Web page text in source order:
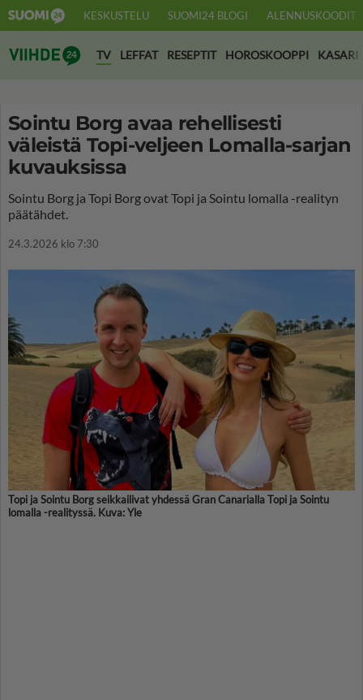
KESKUSTELU SUOMI24 BLOGI ALENNUSKOODIT
Suomi24 Viihde
TV LEFFAT RESEPTIT HOROSKOOPPI KASARI
Sointu Borg avaa rehellisesti
väleistä Topi-veljeen Lomalla-sarjan
kuvauksissa
Sointu Borg ja Topi Borg ovat Topi ja Sointu lomalla -realityn
päätähdet.
24.3.2026 klo 7:30
Topi ja Sointu Borg seikkailivat yhdessä Gran Canarialla Topi ja Sointu
lomalla -realityssä. Kuva: Yle